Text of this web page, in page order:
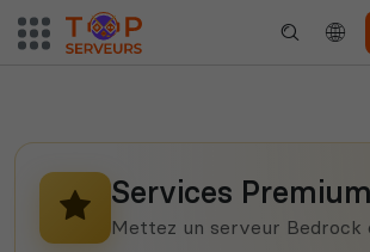
Squad
Nights
Services Premium
Mettez un serveur Bedrock